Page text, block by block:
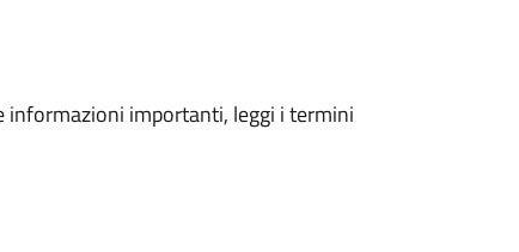
informazioni importanti, leggi i termini